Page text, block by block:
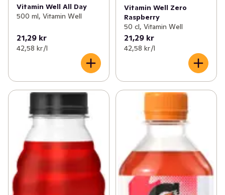
Vitamin Well All Day
500 ml, Vitamin Well
21,29 kr
42,58 kr /l
Vitamin Well Zero
Raspberry
50 cl, Vitamin Well
21,29 kr
42,58 kr /l